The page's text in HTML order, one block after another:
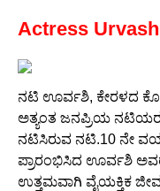
k
Actress
ನಟಿ ಊರ್ವಶಿ, ಕೇರಳದ
ಅತ್ಯಂತ ಜನಪ್ರಿಯ ನಟಿಯರಲ್ಲಿ
ನಟಿಸಿರುವ ನಟಿ.10 ನೇ
ಪ್ರಾರಂಭಿಸಿದ ಊರ್ವಶಿ
ಉತ್ತಮವಾಗಿ ವೈಯಕ್ತಿಕ